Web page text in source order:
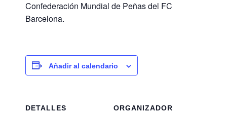
Confederación Mundial de Peñas del FC
Barcelona.
Añadir al calendario
DETALLES ORGANIZADOR